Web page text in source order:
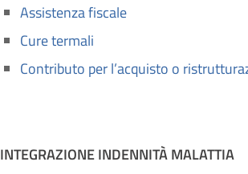
Assistenza fiscale
Cure termali
Contributo per l’acquisto o
INTEGRAZIONE INDENNITÀ MALATTIA